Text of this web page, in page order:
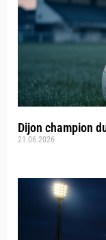
Dijon champion
21.06.2026